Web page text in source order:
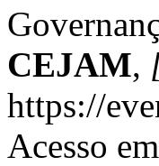
CEJAM,
https://
Acesso